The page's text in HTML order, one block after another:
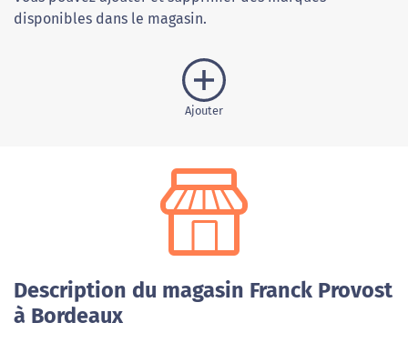
disponibles dans le magasin.
Ajouter
Description du magasin Franck Provost
à Bordeaux